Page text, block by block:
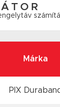
Márka
PIX